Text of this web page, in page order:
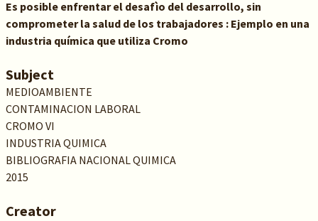
Es posible enfrentar el desafìo del desarrollo, sin
comprometer la salud de los trabajadores : Ejemplo en una
industria química que utiliza Cromo
Subject
MEDIOAMBIENTE
CONTAMINACION LABORAL
CROMO VI
INDUSTRIA QUIMICA
BIBLIOGRAFIA NACIONAL QUIMICA
2015
Creator